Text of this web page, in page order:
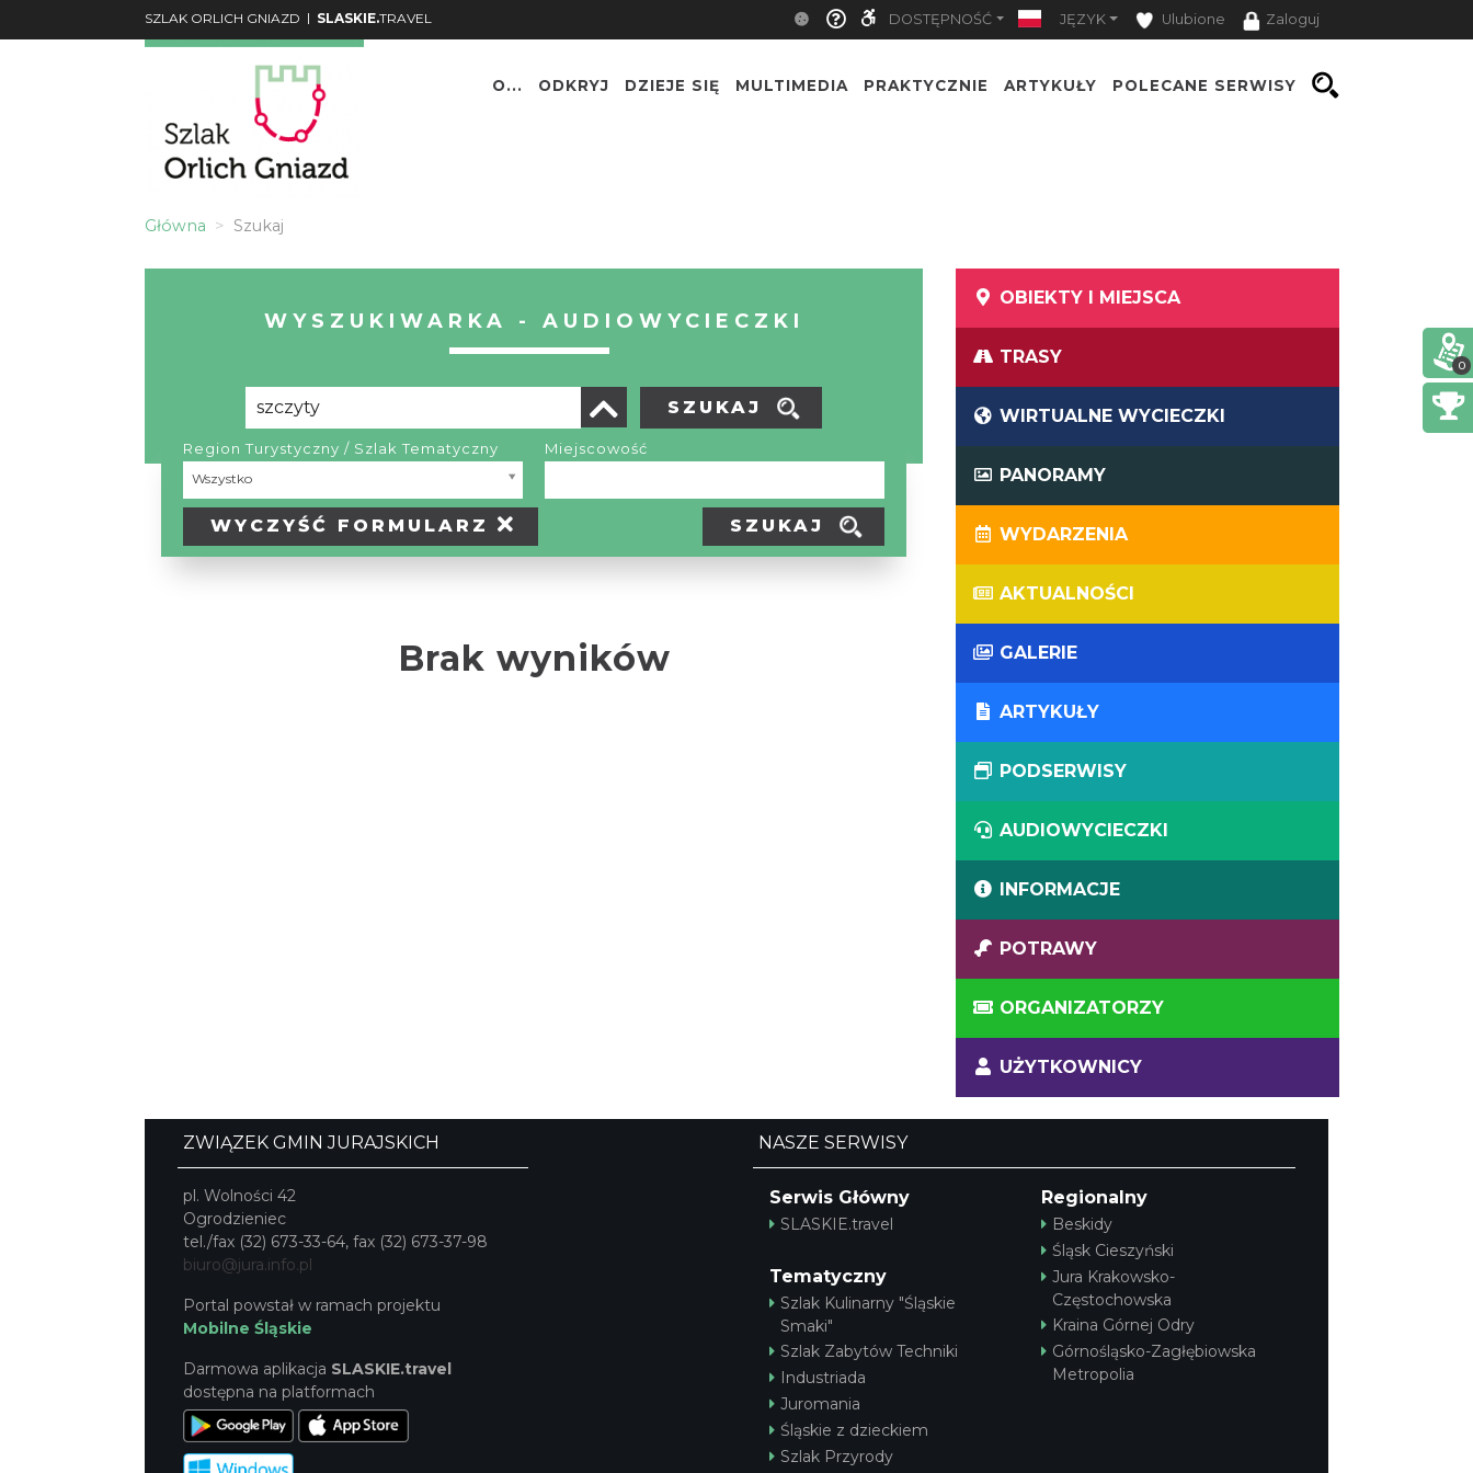
SZLAK ORLICH GNIAZD | SLASKIE.TRAVEL DOSTĘPNOŚĆ JĘZYK Ulubione Zaloguj
O... ODKRYJ DZIEJE SIĘ MULTIMEDIA PRAKTYCZNIE ARTYKUŁY POLECANE SERWISY
Główna Szukaj
WYSZUKIWARKA - AUDIOWYCIECZKI
Region Turystyczny / Szlak Tematyczny
Wszystko
Region
Turystyczny
/
Szlak
Tematyczny
Miejscowość
WYCZYŚĆ FORMULARZ SZUKAJ
SZUKAJ
Brak wyników
OBIEKTY I MIEJSCA
TRASY
WIRTUALNE WYCIECZKI
PANORAMY
WYDARZENIA
AKTUALNOŚCI
GALERIE
ARTYKUŁY
PODSERWISY
AUDIOWYCIECZKI
INFORMACJE
POTRAWY
ORGANIZATORZY
UŻYTKOWNICY
ZWIĄZEK GMIN JURAJSKICH
pl. Wolności 42
Ogrodzieniec
tel./fax (32) 673-33-64, fax (32) 673-37-98
biuro@jura.info.pl
Portal powstał w ramach projektu
Mobilne Śląskie
Darmowa aplikacja SLASKIE.travel
dostępna na platformach
NASZE SERWISY
Serwis Główny
SLASKIE.travel
Tematyczny
Szlak Kulinarny "Śląskie
Smaki"
Szlak Zabytów Techniki
Industriada
Juromania
Śląskie z dzieckiem
Szlak Przyrody
Regionalny
Beskidy
Śląsk Cieszyński
Jura Krakowsko-
Częstochowska
Kraina Górnej Odry
Górnośląsko-Zagłębiowska
Metropolia
0